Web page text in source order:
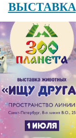
ВЫСТАВКА